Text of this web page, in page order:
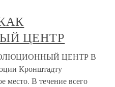
ЦЕНТР
ЦЕНТР В
Кронштадту
место. В течение всего